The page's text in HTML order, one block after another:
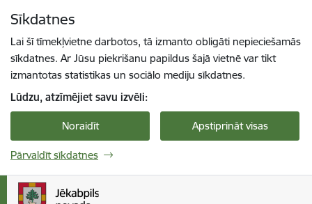
Sīkdatnes
Lai šī tīmekļvietne darbotos, tā izmanto obligāti nepieciešamās
sīkdatnes. Ar Jūsu piekrišanu papildus šajā vietnē var tikt
izmantotas statistikas un sociālo mediju sīkdatnes.
Lūdzu, atzīmējiet savu izvēli:
Noraidīt Apstiprināt visas
Pārvaldīt sīkdatnes